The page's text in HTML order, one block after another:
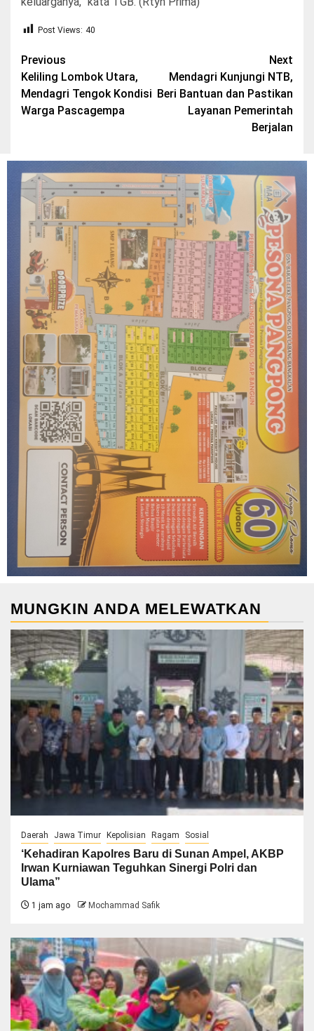
Post Views: 40
Post
navigation
Previous
Keliling Lombok Utara,
Mendagri Tengok Kondisi
Warga Pascagempa
Next
Mendagri Kunjungi NTB,
Beri Bantuan dan Pastikan
Layanan Pemerintah
Berjalan
MUNGKIN ANDA MELEWATKAN
Daerah Jawa Timur Kepolisian Ragam Sosial
‘Kehadiran Kapolres Baru di Sunan Ampel, AKBP
Irwan Kurniawan Teguhkan Sinergi Polri dan
Ulama”
1 jam ago Mochammad Safik